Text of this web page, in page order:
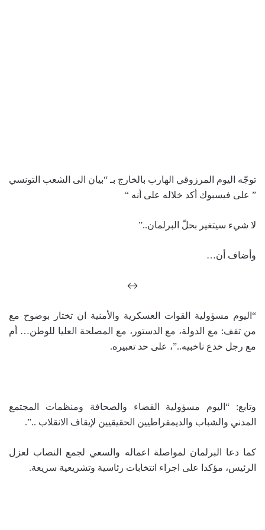
توجّه اليوم المرزوقي الهارب بالخارج بـ “بيان الى الشعب التونسي
” على فيسبوك أكد خلاله على أنه “
لا شيء سيتغير بحلّ البرلمان..”
وأضاف أن…
↔
“اليوم مسؤولية القوات العسكرية والأمنية ان تختار بوضوح مع
من تقف: مع الدولة، مع الدستور، مع المصلحة العليا للوطن… أم
مع رجل خدع ناخبيه..”، على حد تعبيره.
وتابع: “اليوم مسؤولية القضاء والصحافة ومنظمات المجتمع
المدني والشباب والديمقراطيين الحقيقيين لإيقاف الانقلاب ..”.
كما دعا البرلمان لمواصلة اعماله والسعي لجمع النصاب لعزل
الرئيس، مؤكدا على اجراء انتخابات رئاسية وتشريعية سريعة.